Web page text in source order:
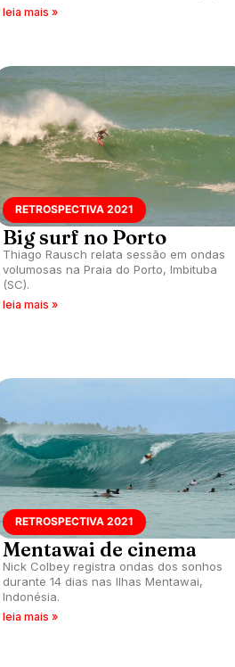
leia mais »
RETROSPECTIVA 2021
Big surf no Porto
Thiago Rausch relata sessão em ondas
volumosas na Praia do Porto, Imbituba
(SC).
leia mais »
RETROSPECTIVA 2021
Mentawai de cinema
Nick Colbey registra ondas dos sonhos
durante 14 dias nas Ilhas Mentawai,
Indonésia.
leia mais »